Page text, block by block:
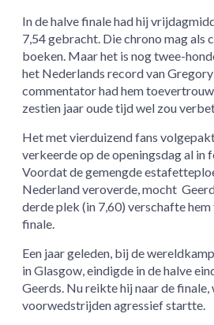
In de halve finale had hij
7,54 gebracht. Die chrono mag als
boeken. Maar het is nog twee-
het Nederlands record van
commentator had hem
zestien jaar oude tijd wel zou
Het met vierduizend fans
verkeerde op de openingsdag al in
Voordat de gemengde
Nederland veroverde, mocht
derde plek (in 7,60) verschafte
finale.
Een jaar geleden, bij de
in Glasgow, eindigde in de halve
Geerds. Nu reikte hij naar de finale,
voorwedstrijden agressief startte.